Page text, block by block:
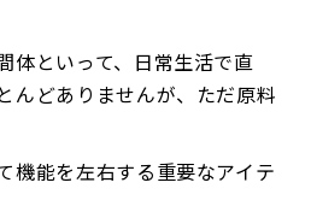
体といって、日常生活で直
んどありませんが、ただ原料
機能を左右する重要なアイテ